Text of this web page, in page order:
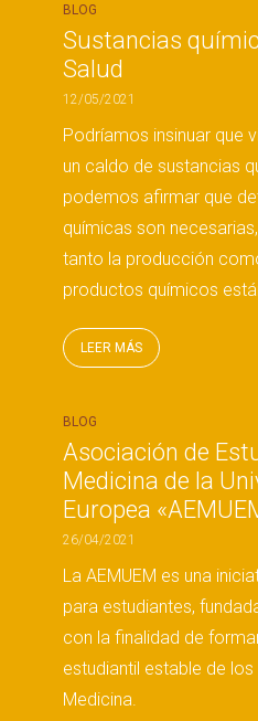
BLOG
Sustancias
Salud
12/05/2021
Podríamos insinuar que
un caldo de sustancias
podemos afirmar que
químicas son
tanto la producción
productos químicos
LEER MÁS
BLOG
Asociación de
Medicina de la
Europea
26/04/2021
La AEMUEM es una
para estudiantes,
con la finalidad de
estudiantil estable de
Medicina.